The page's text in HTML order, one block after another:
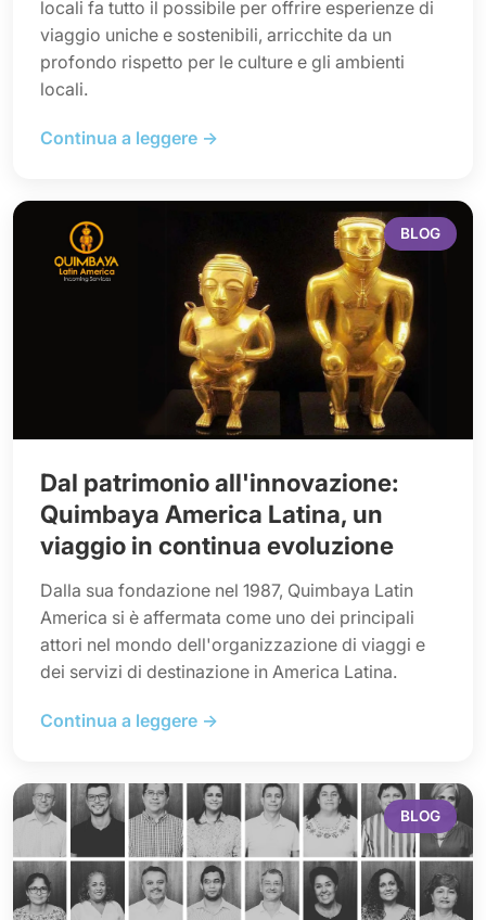
locali fa tutto il possibile per offrire esperienze di
viaggio uniche e sostenibili, arricchite da un
profondo rispetto per le culture e gli ambienti
locali.
Continua a leggere →
BLOG
Dal patrimonio all'innovazione:
Quimbaya America Latina, un
viaggio in continua evoluzione
Dalla sua fondazione nel 1987, Quimbaya Latin
America si è affermata come uno dei principali
attori nel mondo dell'organizzazione di viaggi e
dei servizi di destinazione in America Latina.
Continua a leggere →
BLOG